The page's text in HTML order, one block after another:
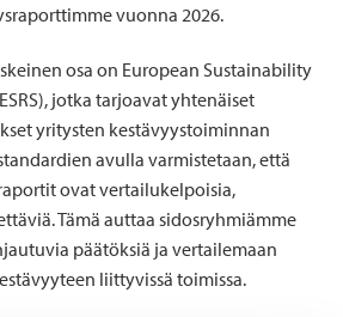
vuonna 2026.
osa on European Sustainability
jotka tarjoavat yhtenäiset
yritysten kestävyystoiminnan
avulla varmistetaan, että
ovat vertailukelpoisia,
Tämä auttaa sidosryhmiämme
päätöksiä ja vertailemaan
liittyvissä toimissa.